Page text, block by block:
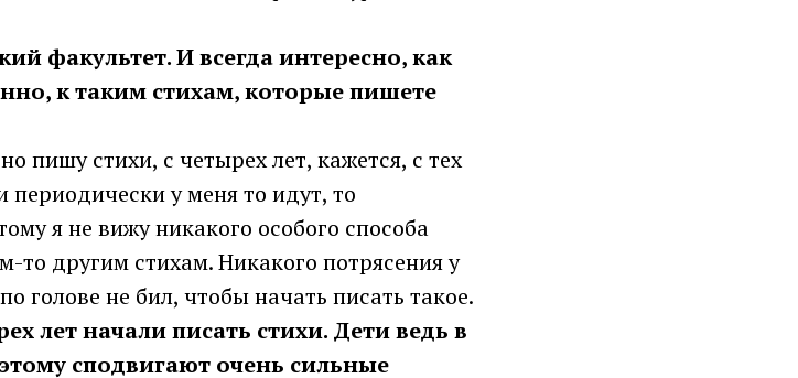
факультет. И всегда интересно, как
к таким стихам, которые пишете
пишу стихи, с четырех лет, кажется, с тех
у меня то идут, то
я не вижу никакого особого способа
то другим стихам. Никакого потрясения у
голове не бил, чтобы начать писать такое.
лет начали писать стихи. Дети ведь в
сподвигают очень сильные